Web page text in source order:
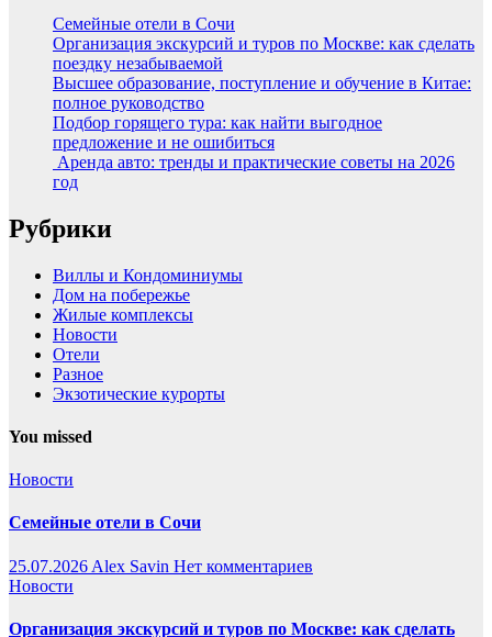
Семейные отели в Сочи
Организация экскурсий и туров по Москве: как сделать
поездку незабываемой
Высшее образование, поступление и обучение в Китае:
полное руководство
Подбор горящего тура: как найти выгодное
предложение и не ошибиться
Аренда авто: тренды и практические советы на 2026
год
Рубрики
Виллы и Кондоминиумы
Дом на побережье
Жилые комплексы
Новости
Отели
Разное
Экзотические курорты
You missed
Новости
Семейные отели в Сочи
25.07.2026 Alex Savin Нет комментариев
Новости
Организация экскурсий и туров по Москве: как сделать